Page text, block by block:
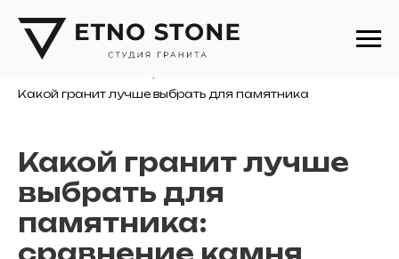
Какой гранит лучше выбрать для памятника
Какой гранит лучше
выбрать для
памятника: